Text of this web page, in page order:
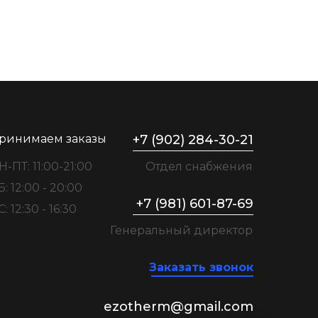
+7 (902) 284-30-21
Отдел снабжения
ezotherm@gmail.com
Заказать звонок
заказы
ПТ: 11:00-21:00
12:00 - 20:00
12:30 - 16:30
+7 (981) 601-87-69
Генеральный директор